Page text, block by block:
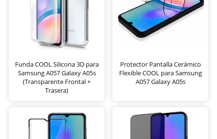
Funda COOL Silicona 3D para
Samsung A057 Galaxy A05s
(Transparente Frontal +
Trasera)
Protector Pantalla Cerámico
Flexible COOL para Samsung
A057 Galaxy A05s